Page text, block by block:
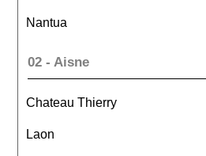
Nantua
02 - Aisne
Chateau Thierry
Laon